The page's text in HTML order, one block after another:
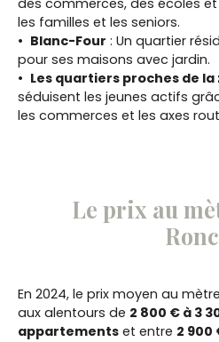
des commerces, des écoles
les familles et les seniors.
Blanc-Four : Un quartier
pour ses maisons avec jardin.
Les quartiers proches de
séduisent les jeunes actifs
les commerces et les axes
Le prix au
En 2024, le prix moyen au
aux alentours de 2 800 € à 3
appartements et entre 2 900